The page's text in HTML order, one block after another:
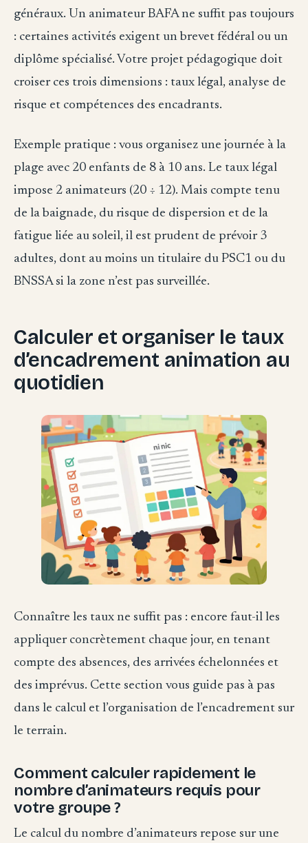
généraux. Un animateur BAFA ne suffit pas toujours
: certaines activités exigent un brevet fédéral ou un
diplôme spécialisé. Votre projet pédagogique doit
croiser ces trois dimensions : taux légal, analyse de
risque et compétences des encadrants.
Exemple pratique : vous organisez une journée à la
plage avec 20 enfants de 8 à 10 ans. Le taux légal
impose 2 animateurs (20 ÷ 12). Mais compte tenu
de la baignade, du risque de dispersion et de la
fatigue liée au soleil, il est prudent de prévoir 3
adultes, dont au moins un titulaire du PSC1 ou du
BNSSA si la zone n’est pas surveillée.
Calculer et organiser le taux
d’encadrement animation au
quotidien
Connaître les taux ne suffit pas : encore faut-il les
appliquer concrètement chaque jour, en tenant
compte des absences, des arrivées échelonnées et
des imprévus. Cette section vous guide pas à pas
dans le calcul et l’organisation de l’encadrement sur
le terrain.
Comment calculer rapidement le
nombre d’animateurs requis pour
votre groupe ?
Le calcul du nombre d’animateurs repose sur une